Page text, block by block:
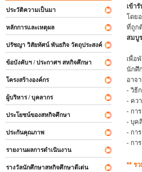
ประวัติความเป็นมา
หลักการและเหตุผล
ปรัชญา วิสัยทัศน์ พันธกิจ วัตถุประสงค์
ข้อบังคับฯ / ประกาศฯ สหกิจศึกษา
โครงสร้างองค์กร
ผู้บริหาร / บุคลากร
ประโยชน์ของสหกิจศึกษา
ประกันคุณภาพ
รายงานผลการดำเนินงาน
รางวัลนักศึกษาสหกิจศึกษาดีเด่น
เข้า
โดย
ที่ถูก
สมบู
เพื่อ
นักศึ
อาจ
- วิธี
- คว
- กา
- บุค
- กา
- กา
** ร